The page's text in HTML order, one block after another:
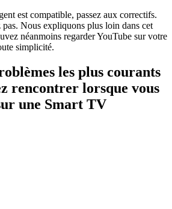
est compatible, passez aux correctifs.
Nous expliquons plus loin dans cet
néanmoins regarder YouTube sur votre
simplicité.
les plus courants
rencontrer lorsque vous
une Smart TV